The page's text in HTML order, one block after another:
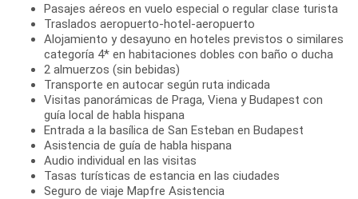
Pasajes aéreos en vuelo especial o regular clase turista
Traslados aeropuerto-hotel-aeropuerto
Alojamiento y desayuno en hoteles previstos o similares
categoría 4* en habitaciones dobles con baño o ducha
2 almuerzos (sin bebidas)
Transporte en autocar según ruta indicada
Visitas panorámicas de Praga, Viena y Budapest con
guía local de habla hispana
Entrada a la basílica de San Esteban en Budapest
Asistencia de guía de habla hispana
Audio individual en las visitas
Tasas turísticas de estancia en las ciudades
Seguro de viaje Mapfre Asistencia